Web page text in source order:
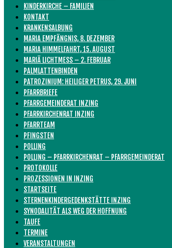
KINDERKIRCHE – FAMILIEN
KONTAKT
KRANKENSALBUNG
MARIA EMPFÄNGNIS, 8. DEZEMBER
MARIA HIMMELFAHRT, 15. AUGUST
MARIÄ LICHTMESS – 2. FEBRUAR
PALMLATTENBINDEN
PATROZINIUM: HEILIGER PETRUS, 29. JUNI
PFARRBRIEFE
PFARRGEMEINDERAT INZING
PFARRKIRCHENRAT INZING
PFARRTEAM
PFINGSTEN
POLLING
POLLING – PFARRKIRCHENRAT – PFARRGEMEINDERAT
PROTOKOLLE
PROZESSIONEN IN INZING
STARTSEITE
STERNENKINDERGEDENKSTÄTTE INZING
SYNODALITÄT ALS WEG DER HOFFNUNG
TAUFE
TERMINE
VERANSTALTUNGEN